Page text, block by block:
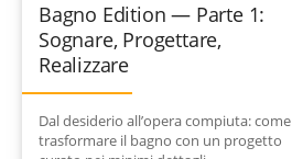
Bagno Edition — Parte 1:
Sognare, Progettare,
Realizzare
Dal desiderio all’opera compiuta: come
trasformare il bagno con un progetto